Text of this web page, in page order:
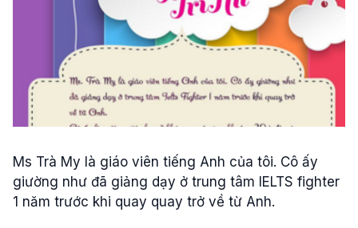
Ms Trà My là giáo viên tiếng Anh của tôi. Cô ấy
giường như đã giảng dạy ở trung tâm IELTS fighter
1 năm trước khi quay quay trở về từ Anh.